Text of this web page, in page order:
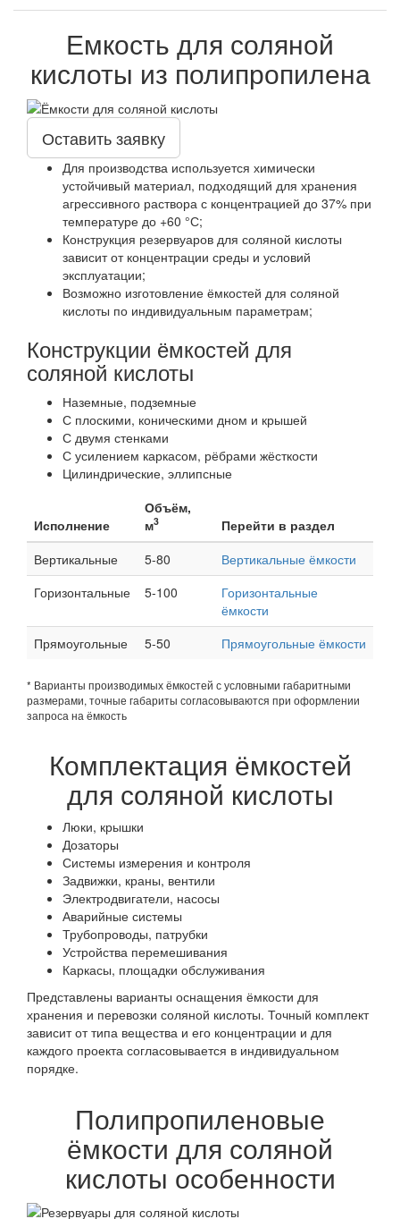
Емкость для соляной
кислоты из полипропилена
Оставить заявку
Для производства используется химически
устойчивый материал, подходящий для хранения
агрессивного раствора с концентрацией до 37% при
температуре до +60 °С;
Конструкция резервуаров для соляной кислоты
зависит от концентрации среды и условий
эксплуатации;
Возможно изготовление ёмкостей для соляной
кислоты по индивидуальным параметрам;
Конструкции ёмкостей для
соляной кислоты
Наземные, подземные
С плоскими, коническими дном и крышей
С двумя стенками
С усилением каркасом, рёбрами жёсткости
Цилиндрические, эллипсные
Исполнение
Объём,
м3
Перейти в раздел
Вертикальные
5-80
Вертикальные ёмкости
Горизонтальные
5-100
Горизонтальные
ёмкости
Прямоугольные
5-50 Прямоугольные ёмкости
* Варианты производимых ёмкостей с условными габаритными
размерами, точные габариты согласовываются при оформлении
запроса на ёмкость
Комплектация ёмкостей
для соляной кислоты
Люки, крышки
Дозаторы
Системы измерения и контроля
Задвижки, краны, вентили
Электродвигатели, насосы
Аварийные системы
Трубопроводы, патрубки
Устройства перемешивания
Каркасы, площадки обслуживания
Представлены варианты оснащения ёмкости для
хранения и перевозки соляной кислоты. Точный комплект
зависит от типа вещества и его концентрации и для
каждого проекта согласовывается в индивидуальном
порядке.
Полипропиленовые
ёмкости для соляной
кислоты особенности